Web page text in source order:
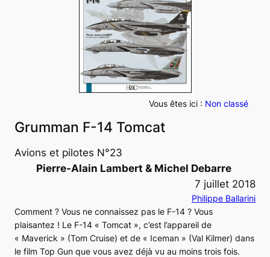
r
c
h
e
r
Vous êtes ici : Non classé
Grumman F-14 Tomcat
Avions et pilotes N°23
Pierre-Alain Lambert & Michel Debarre
7 juillet 2018
Philippe Ballarini
Comment ? Vous ne connaissez pas le F-14 ? Vous
plaisantez ! Le F-14 « Tomcat », c’est l’appareil de
« Maverick » (Tom Cruise) et de « Iceman » (Val Kilmer) dans
le film Top Gun que vous avez déjà vu au moins trois fois.